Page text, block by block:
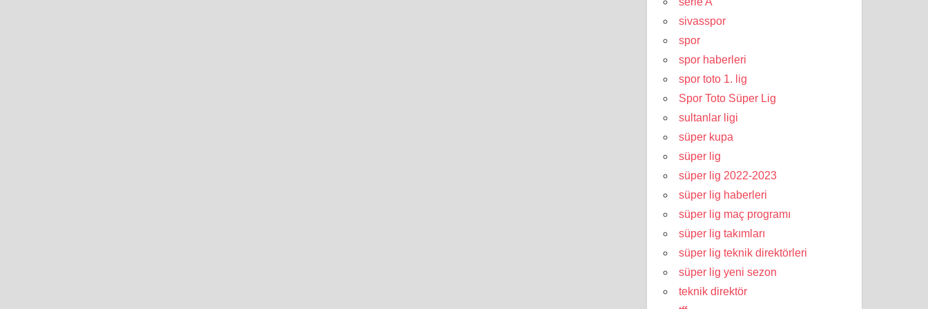
sivasspor
spor
spor haberleri
spor toto 1. lig
Spor Toto Süper Lig
sultanlar ligi
süper kupa
süper lig
süper lig 2022-2023
süper lig haberleri
süper lig maç programı
süper lig takımları
süper lig teknik direktörleri
süper lig yeni sezon
teknik direktör